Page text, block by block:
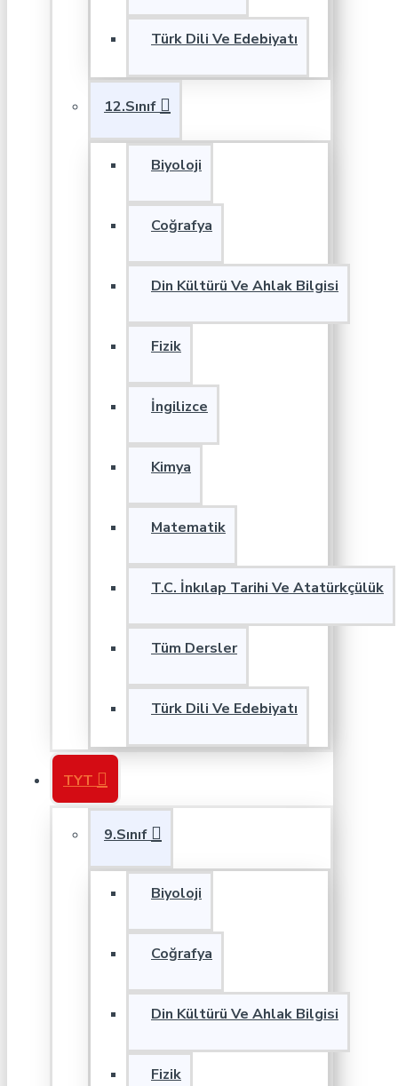
Türk Dili Ve Edebiyatı
12.Sınıf
Biyoloji
Coğrafya
Din Kültürü Ve Ahlak Bilgisi
Fizik
İngilizce
Kimya
Matematik
T.C. İnkılap Tarihi Ve Atatürkçülük
Tüm Dersler
Türk Dili Ve Edebiyatı
TYT
9.Sınıf
Biyoloji
Coğrafya
Din Kültürü Ve Ahlak Bilgisi
Fizik